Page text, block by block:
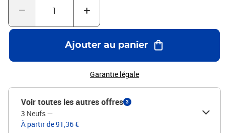
Ajouter au panier
Garantie légale
Voir toutes les autres offres 3
3 Neufs —
À partir de 91,36 €